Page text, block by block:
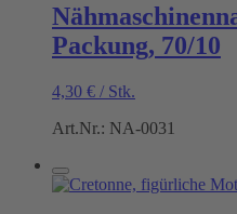
Packung, 70/10
4,30 € / Stk.
Art.Nr.: NA-0031